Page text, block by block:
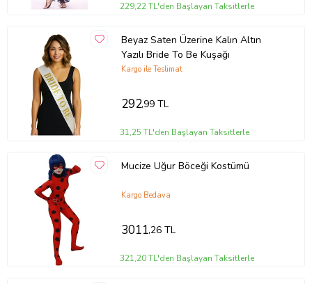
229,22 TL'den Başlayan Taksitlerle
Beyaz Saten Üzerine Kalın Altın
Yazılı Bride To Be Kuşağı
Kargo ile Teslimat
292,99 TL
31,25 TL'den Başlayan Taksitlerle
Mucize Uğur Böceği Kostümü
Kargo Bedava
3011,26 TL
321,20 TL'den Başlayan Taksitlerle